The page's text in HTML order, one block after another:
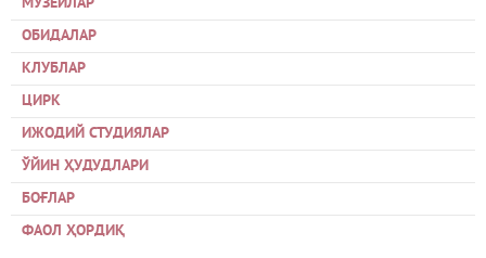
МУЗЕЙЛАР
ОБИДАЛАР
КЛУБЛАР
ЦИРК
ИЖОДИЙ СТУДИЯЛАР
ЎЙИН ҲУДУДЛАРИ
БОҒЛАР
ФАОЛ ҲОРДИҚ